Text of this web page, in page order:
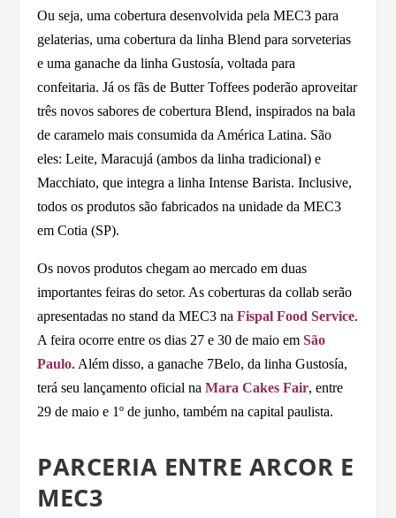
Ou seja, uma cobertura desenvolvida pela MEC3 para
gelaterias, uma cobertura da linha Blend para sorveterias
e uma ganache da linha Gustosía, voltada para
confeitaria. Já os fãs de Butter Toffees poderão aproveitar
três novos sabores de cobertura Blend, inspirados na bala
de caramelo mais consumida da América Latina. São
eles: Leite, Maracujá (ambos da linha tradicional) e
Macchiato, que integra a linha Intense Barista. Inclusive,
todos os produtos são fabricados na unidade da MEC3
em Cotia (SP).
Os novos produtos chegam ao mercado em duas
importantes feiras do setor. As coberturas da collab serão
apresentadas no stand da MEC3 naFispal Food Service.
A feira ocorre entre os dias 27 e 30 de maio emSão
Paulo. Além disso, a ganache 7Belo, da linha Gustosía,
terá seu lançamento oficial naMara Cakes Fair, entre
29 de maio e 1º de junho, também na capital paulista.
PARCERIA ENTRE ARCOR E
MEC3